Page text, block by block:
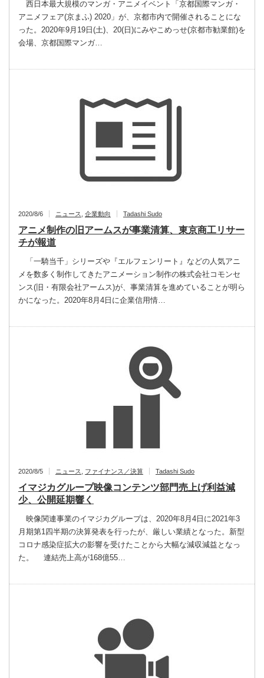
西日本最大規模のマンガ・アニメイベント「京都国際マンガ・
アニメフェア(京まふ) 2020」が、京都市内で開催されることにな
った。2020年9月19日(土)、20(日)にみやこめっせ(京都市勧業館)を
会場、京都国際マンガ…
2020/8/6 ニュース 企業動向 Tadashi Sudo
アニメ制作の旧アームスが事業清算、東京商工リサー
チが報道
「一騎当千」シリーズや『エルフェンリート』などの人気アニ
メを数多く制作してきたアニメーション制作の株式会社コモンセ
ンス(旧・有限会社アームス)が、事業清算を進めていることが明ら
かになった。2020年8月4日に企業信用情…
2020/8/5 ニュース ファイナンス／決算 Tadashi Sudo
イマジカグループ映像コンテンツ部門売上げ利益減
少、公開延期響く
映像関連事業のイマジカグループは、2020年8月4日に2021年3
月期第1四半期の決算発表を行ったが、厳しい業績となった。新型
コロナ感染症拡大の影響を受けたことから大幅な減収減益となっ
た。 連結売上高が168億55…